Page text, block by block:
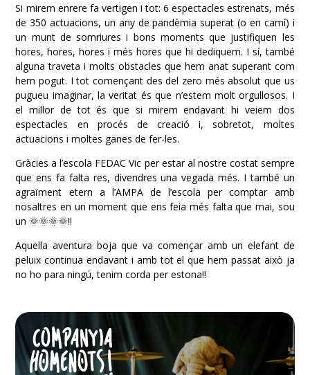
Si mirem enrere fa vertigen i tot: 6 espectacles estrenats, més
de 350 actuacions, un any de pandèmia superat (o en camí) i
un munt de somriures i bons moments que justifiquen les
hores, hores, hores i més hores que hi dediquem. I sí, també
alguna traveta i molts obstacles que hem anat superant com
hem pogut. I tot començant des del zero més absolut que us
pugueu imaginar, la veritat és que n’estem molt orgullosos. I
el millor de tot és que si mirem endavant hi veiem dos
espectacles en procés de creació i, sobretot, moltes
actuacions i moltes ganes de fer-les.
Gràcies a l’escola FEDAC Vic per estar al nostre costat sempre
que ens fa falta res, divendres una vegada més. I també un
agraïment etern a l’AMPA de l’escola per comptar amb
nosaltres en un moment que ens feia més falta que mai, sou
un 🌞🌞🌞🌞!!
Aquella aventura boja que va començar amb un elefant de
peluix continua endavant i amb tot el que hem passat això ja
no ho para ningú, tenim corda per estona!!